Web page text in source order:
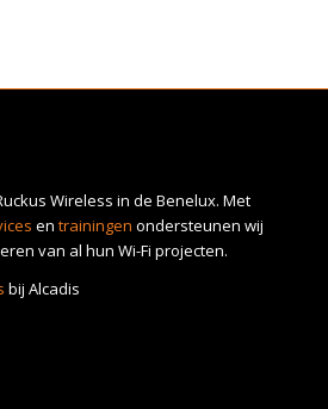
Wireless in de Benelux. Met
en trainingen ondersteunen wij
van al hun Wi-Fi projecten.
bij Alcadis